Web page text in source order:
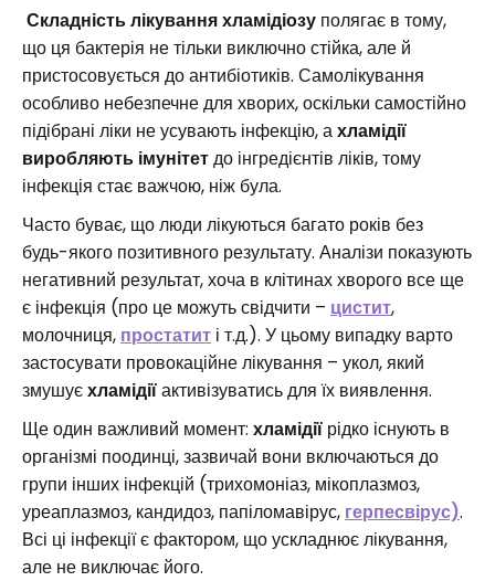
Складність лікування хламідіозу полягає в тому,
що ця бактерія не тільки виключно стійка, але й
пристосовується до антибіотиків. Самолікування
особливо небезпечне для хворих, оскільки самостійно
підібрані ліки не усувають інфекцію, ахламідії
виробляють імунітетдо інгредієнтів ліків, тому
інфекція стає важчою, ніж була.
Часто буває, що люди лікуються багато років без
будь-якого позитивного результату. Аналізи показують
негативний результат, хоча в клітинах хворого все ще
є інфекція (про це можуть свідчити – цистит,
молочниця, простатит і т.д.). У цьому випадку варто
застосувати провокаційне лікування – укол, який
змушуєхламідіїактивізуватись для їх виявлення.
Ще один важливий момент: хламідії рідко існують в
організмі поодинці, зазвичай вони включаються до
групи інших інфекцій (трихомоніаз, мікоплазмоз,
уреаплазмоз, кандидоз, папіломавірус, герпесвірус).
Всі ці інфекції є фактором, що ускладнює лікування,
але не виключає його.